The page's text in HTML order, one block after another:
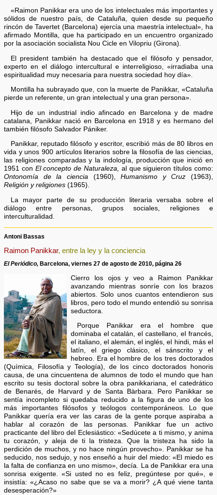
«Raimon Panikkar era uno de los intelectuales más importantes y
sólidos de nuestro país, de Cataluña, quien desde su pequeño
rincón de Tavertet (Barcelona) ejercía una maestría intelectual», ha
afirmado Montilla, que ha participado en un encuentro organizado
por la asociación socialista Nou Cicle en Vilopriu (Girona).
El president también ha destacado que el filósofo y pensador,
experto en el diálogo intercultural e interreligioso, «irradiaba una
espiritualidad muy necesaria para nuestra sociedad hoy día».
Montilla ha subrayado que, con la muerte de Panikkar, «Cataluña
pierde un referente, un gran intelectual y una gran persona».
Hijo de un industrial indio afincado en Barcelona y de madre
catalana, Panikkar nació en Barcelona en 1918 y es hermano del
también filósofo Salvador Pániker.
Panikkar, reputado filósofo y escritor, escribió más de 80 libros en
vida y unos 900 artículos literarios sobre la filosofía de las ciencias,
las religiones comparadas y la indología, producción que inició en
1951 con El concepto de Naturaleza, al que siguieron títulos como:
Ontonomía de la ciencia(1960),Humanismo y Cruz (1963),
Religión y religiones (1965).
La mayor parte de su producción literaria versaba sobre el
diálogo entre personas, grupos sociales, religiones e
interculturalidad.
Antoni Bassas
Raimon Panikkar, entre la ley y la conciencia
El Periódico, Barcelona, viernes 27 de agosto de 2010, página 26
Cierro los ojos y veo a Raimon Panikkar
avanzando mientras sonríe con los brazos
abiertos. Solo unos cuantos entendieron sus
libros, pero todo el mundo entendió su sonrisa
seductora.
Porque Panikkar era el hombre que
dominaba el catalán, el castellano, el francés,
el italiano, el alemán, el inglés, el hindi, más el
latín, el griego clásico, el sánscrito y el
hebreo. Era el hombre de los tres doctorados
(Química, Filosofía y Teología), de los cinco doctorados honoris
causa, de una cincuentena de alumnos de todo el mundo que han
escrito su tesis doctoral sobre la obra panikkariana, el catedrático
de Benarés, de Harvard y de Santa Bàrbara. Pero Panikkar se
sentía incompleto si quedaba reducido a la figura de uno de los
más importantes filósofos y teólogos contemporáneos. Lo que
Panikkar quería era ver las caras de la gente porque aspiraba a
hablar al corazón de las personas. Panikkar fue un activo
practicante del libro del Eclesiástico: «Sedúcete a ti mismo, y anima
tu corazón, y aleja de ti la tristeza. Que la tristeza ha sido la
perdición de muchos, y no hace ningún provecho». Panikkar se ha
seducido, nos sedujo, y nos enseñó a huir del miedo: «El miedo es
la falta de confianza en uno mismo», decía. La de Panikkar era una
sonrisa exigente. «Si usted no es feliz, pregúntese por qué», e
insistía: «¿Acaso no sabe que se va a morir? ¿A qué viene tanta
desesperación?»